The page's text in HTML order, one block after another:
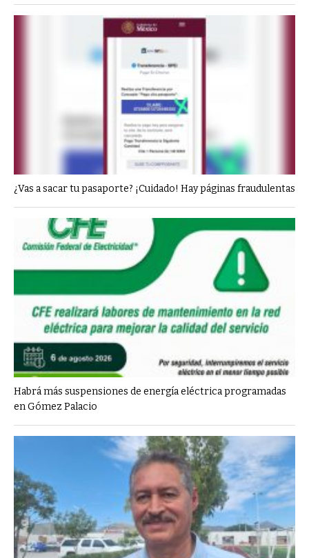
¿Vas a sacar tu pasaporte? ¡Cuidado! Hay páginas fraudulentas
Habrá más suspensiones de energía eléctrica programadas
en Gómez Palacio